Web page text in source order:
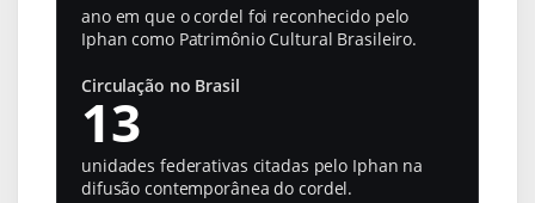
ano em que o cordel foi reconhecido pelo
Iphan como Patrimônio Cultural Brasileiro.
Circulação no Brasil
13
unidades federativas citadas pelo Iphan na
difusão contemporânea do cordel.